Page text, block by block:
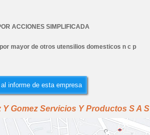
ACCIONES SIMPLIFICADA
mayor de otros utensilios domesticos n c p
informe de esta empresa
Gomez Servicios Y Productos S A S